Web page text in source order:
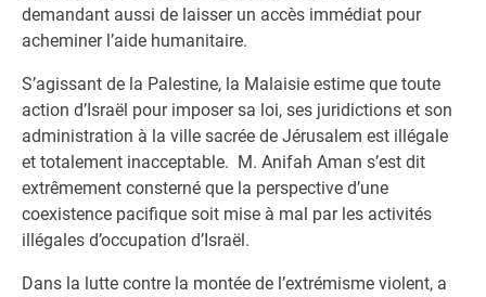
demandant aussi de laisser un accès immédiat pour
acheminer l’aide humanitaire.
S’agissant de la Palestine, la Malaisie estime que toute
action d’Israël pour imposer sa loi, ses juridictions et son
administration à la ville sacrée de Jérusalem est illégale
et totalement inacceptable. M. Anifah Aman s’est dit
extrêmement consterné que la perspective d’une
coexistence pacifique soit mise à mal par les activités
illégales d’occupation d’Israël.
Dans la lutte contre la montée de l’extrémisme violent, a